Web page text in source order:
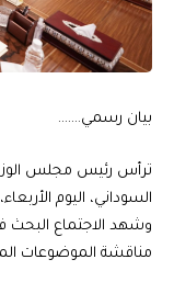
بيان رسمي…….
ترأس رئيس مجلس
السوداني، اليوم
وشهد الاجتماع البحث
مناقشة الموضوعات